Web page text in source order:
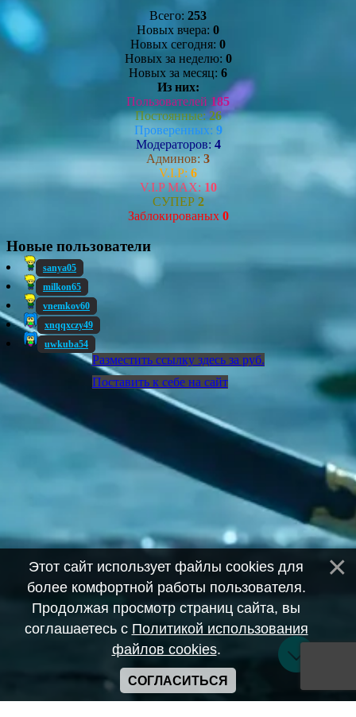
Всего: 253
Новых вчера: 0
Новых сегодня: 0
Новых за неделю: 0
Новых за месяц: 6
Из них:
Пользователей 185
Постоянные:26
Проверенных: 9
Модераторов: 4
Админов: 3
V.I.P: 6
V.I.P MAX: 10
СУПЕР 2
Заблокированых 0
Новые пользователи
sanya05
milkon65
vnemkov60
xnqqxczy49
uwkuba54
Разместить ссылку здесь за руб.
Поставить к себе на сайт
Этот сайт использует файлы cookies для
более комфортной работы пользователя.
Продолжая просмотр страниц сайта, вы
соглашаетесь с Политикой использования
файлов cookies.
СОГЛАСИТЬСЯ